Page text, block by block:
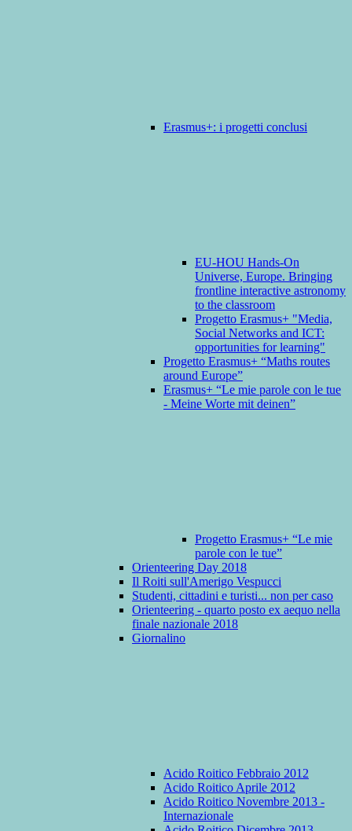
Erasmus+: i progetti conclusi
EU-HOU Hands-On
Universe, Europe. Bringing
frontline interactive astronomy
to the classroom
Progetto Erasmus+ "Media,
Social Networks and ICT:
opportunities for learning"
Progetto Erasmus+ “Maths routes
around Europe”
Erasmus+ “Le mie parole con le tue
- Meine Worte mit deinen”
Progetto Erasmus+ “Le mie
parole con le tue”
Orienteering Day 2018
Il Roiti sull'Amerigo Vespucci
Studenti, cittadini e turisti... non per caso
Orienteering - quarto posto ex aequo nella
finale nazionale 2018
Giornalino
Acido Roitico Febbraio 2012
Acido Roitico Aprile 2012
Acido Roitico Novembre 2013 -
Internazionale